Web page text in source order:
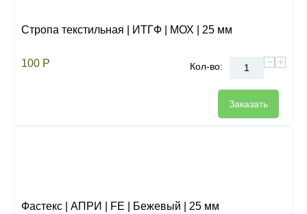
Стропа текстильная | ИТГФ | МОХ | 25 мм
100 Р Кол-во: +
−
Заказать
Фастекс | АПРИ | FE | Бежевый | 25 мм